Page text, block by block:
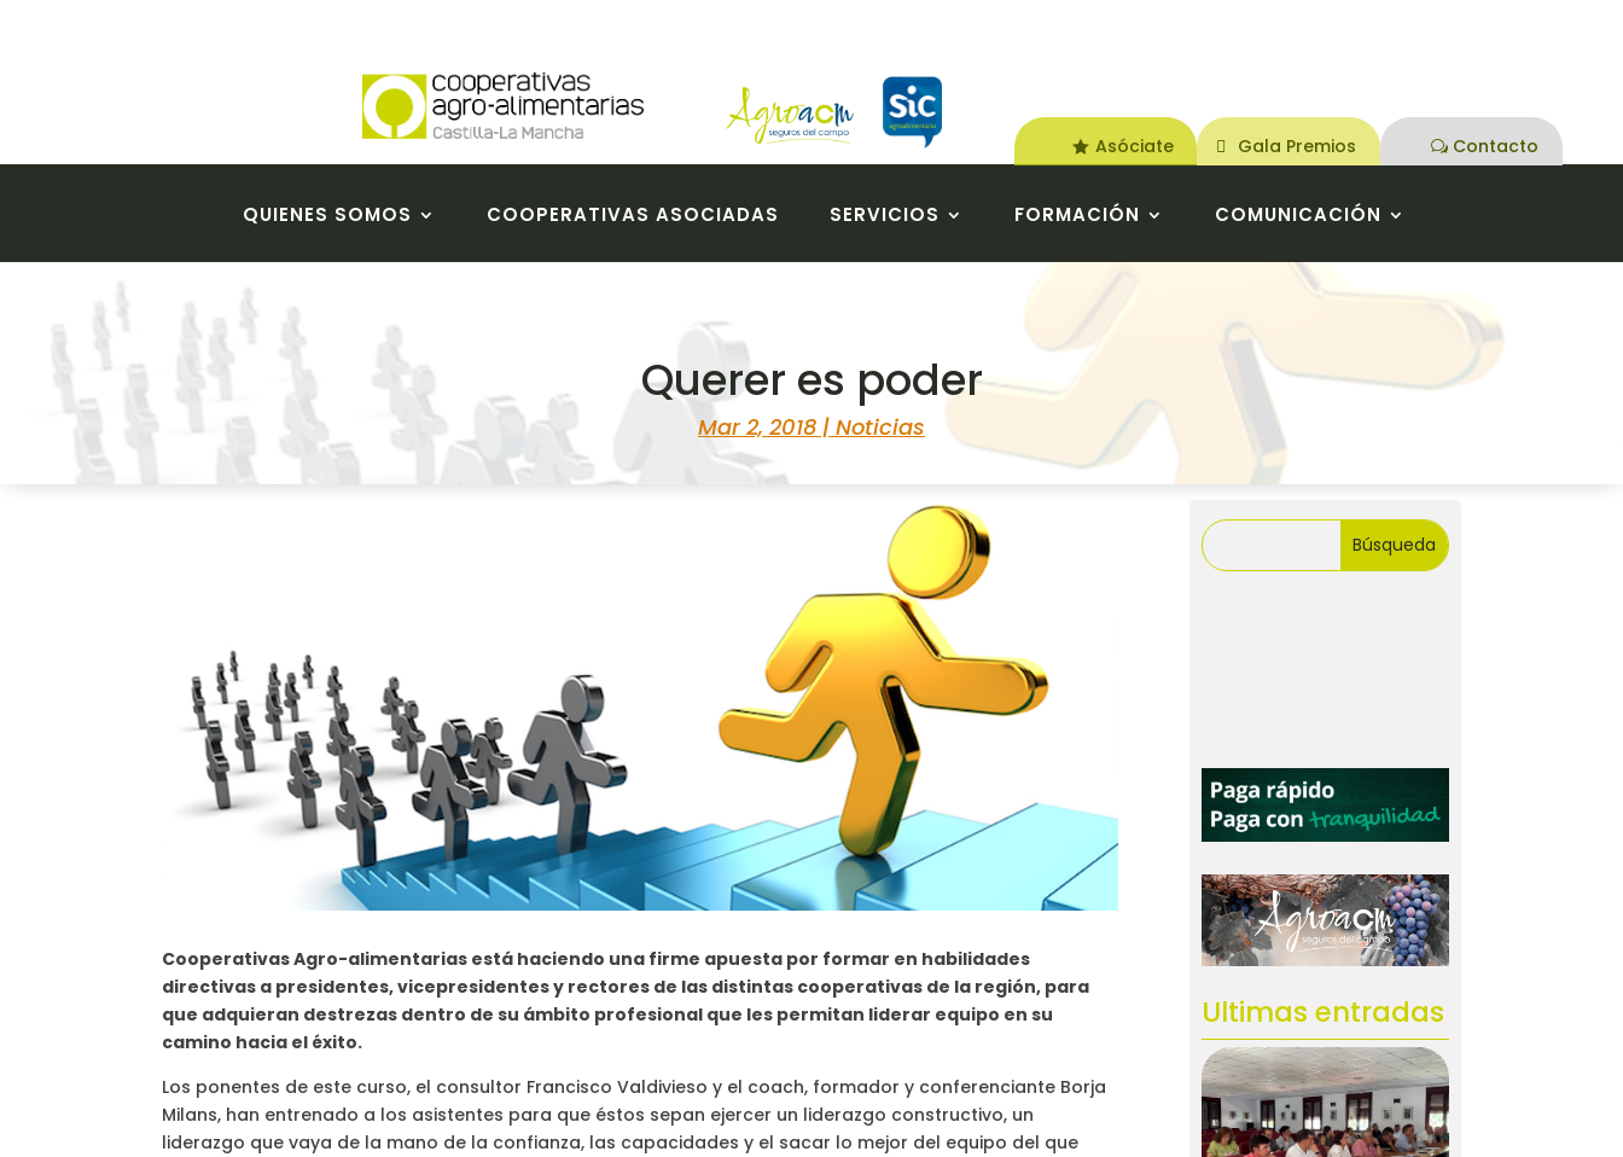
Asóciate Gala Premios Contacto
QUIENES SOMOS COOPERATIVAS ASOCIADAS SERVICIOS FORMACIÓN COMUNICACIÓN
Querer es poder
Mar 2, 2018 | Noticias
Cooperativas Agro-alimentarias está haciendo una firme apuesta por formar en habilidades
directivas a presidentes, vicepresidentes y rectores de las distintas cooperativas de la región, para
que adquieran destrezas dentro de su ámbito profesional que les permitan liderar equipo en su
camino hacia el éxito.
Los ponentes de este curso, el consultor Francisco Valdivieso y el coach, formador y conferenciante Borja
Milans, han entrenado a los asistentes para que éstos sepan ejercer un liderazgo constructivo, un
liderazgo que vaya de la mano de la confianza, las capacidades y el sacar lo mejor del equipo del que
Ultimas entradas